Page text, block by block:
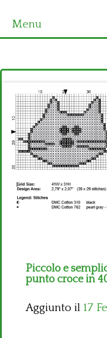
Menu
Ultimi schemi
Alfabeto
Bambini
Disney
Piccolo e
punto croce in
Aggiunto il 17